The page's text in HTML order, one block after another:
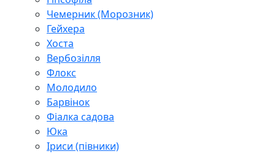
Чемерник (Морозник)
Гейхера
Хоста
Вербозілля
Флокс
Молодило
Барвінок
Фіалка садова
Юка
Іриси (півники)